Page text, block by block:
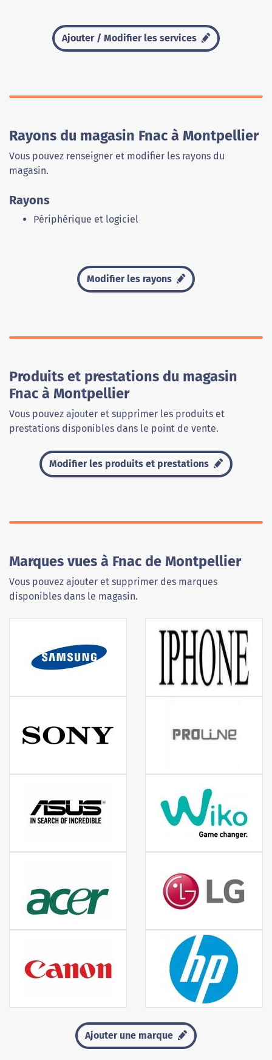
Ajouter / Modifier les services
Rayons du magasin Fnac à Montpellier
Vous pouvez renseigner et modifier les rayons du
magasin.
Rayons
Périphérique et logiciel
Modifier les rayons
Produits et prestations du magasin
Fnac à Montpellier
Vous pouvez ajouter et supprimer les produits et
prestations disponibles dans le point de vente.
Modifier les produits et prestations
Marques vues à Fnac de Montpellier
Vous pouvez ajouter et supprimer des marques
disponibles dans le magasin.
Ajouter une marque